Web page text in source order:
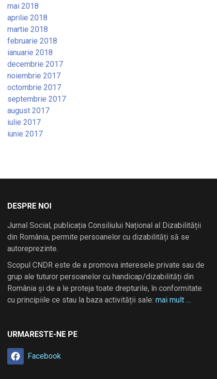
mai 2018
aprilie 2018
martie 2018
februarie 2018
ianuarie 2018
decembrie 2017
noiembrie 2017
octombrie 2017
septembrie 2017
august 2017
iulie 2017
iunie 2017
DESPRE NOI
Jurnal Social, publicația Consiliului Național al Dizabilității
din România, permite persoanelor cu dizabilități să se
autoreprezinte.
Scopul CNDR este de a promova interesele private sau de
grup ale tuturor persoanelor cu handicap/dizabilități din
România și de a le proteja toate drepturile, în conformitate
cu principiile ce stau la baza activității sale: mai mult …
URMARESTE-NE PE
Facebook